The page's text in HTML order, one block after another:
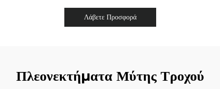
Λάβετε Προσφορά
Πλεονεκτήματα Μύτης Τροχού